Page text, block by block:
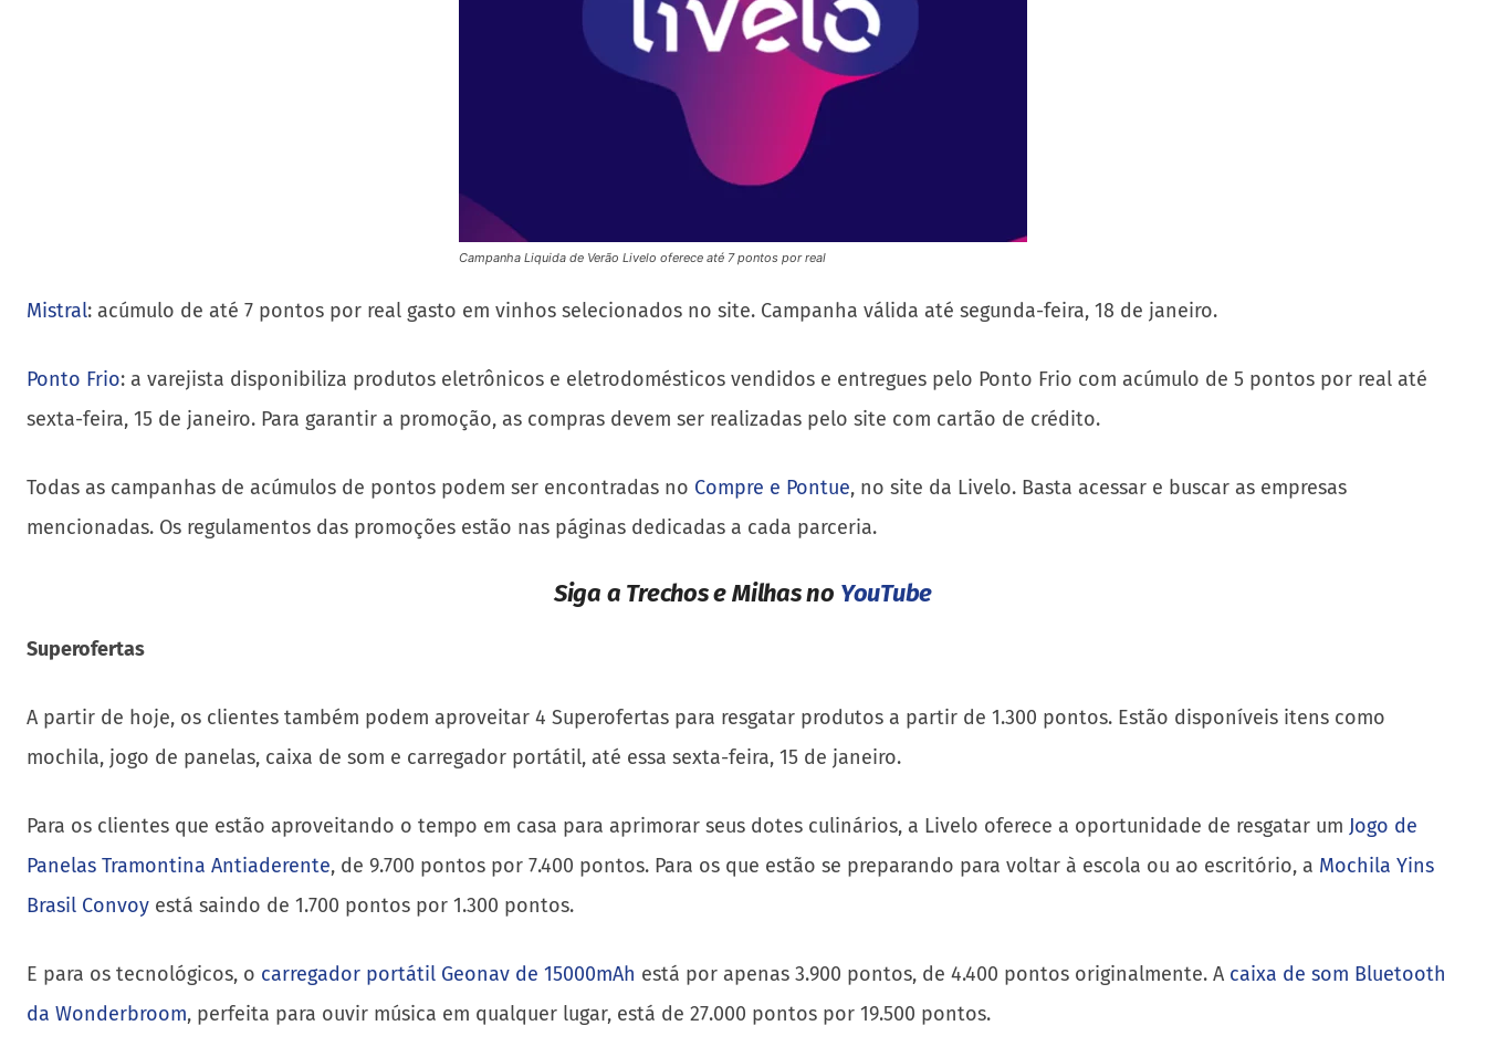
Campanha Liquida de Verão Livelo oferece até 7 pontos por real
Mistral: acúmulo de até 7 pontos por real gasto em vinhos selecionados no site. Campanha válida até segunda-feira, 18 de janeiro.
Ponto Frio: a varejista disponibiliza produtos eletrônicos e eletrodomésticos vendidos e entregues pelo Ponto Frio com acúmulo de 5 pontos por real até
sexta-feira, 15 de janeiro. Para garantir a promoção, as compras devem ser realizadas pelo site com cartão de crédito.
Todas as campanhas de acúmulos de pontos podem ser encontradas no Compre e Pontue, no site da Livelo. Basta acessar e buscar as empresas
mencionadas. Os regulamentos das promoções estão nas páginas dedicadas a cada parceria.
Siga a Trechos e Milhas no YouTube
Superofertas
A partir de hoje, os clientes também podem aproveitar 4 Superofertas para resgatar produtos a partir de 1.300 pontos. Estão disponíveis itens como
mochila, jogo de panelas, caixa de som e carregador portátil, até essa sexta-feira, 15 de janeiro.
Para os clientes que estão aproveitando o tempo em casa para aprimorar seus dotes culinários, a Livelo oferece a oportunidade de resgatar um Jogo de
Panelas Tramontina Antiaderente, de 9.700 pontos por 7.400 pontos. Para os que estão se preparando para voltar à escola ou ao escritório, a Mochila Yins
Brasil Convoy está saindo de 1.700 pontos por 1.300 pontos.
E para os tecnológicos, o carregador portátil Geonav de 15000mAh está por apenas 3.900 pontos, de 4.400 pontos originalmente. A caixa de som Bluetooth
da Wonderbroom, perfeita para ouvir música em qualquer lugar, está de 27.000 pontos por 19.500 pontos.